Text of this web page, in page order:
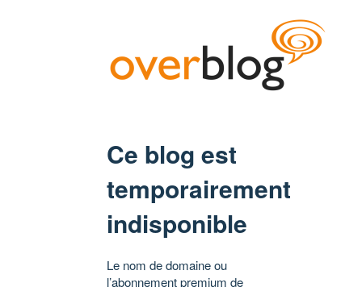
Ce blog est
temporairement
indisponible
Le nom de domaine ou
l’abonnement premium de